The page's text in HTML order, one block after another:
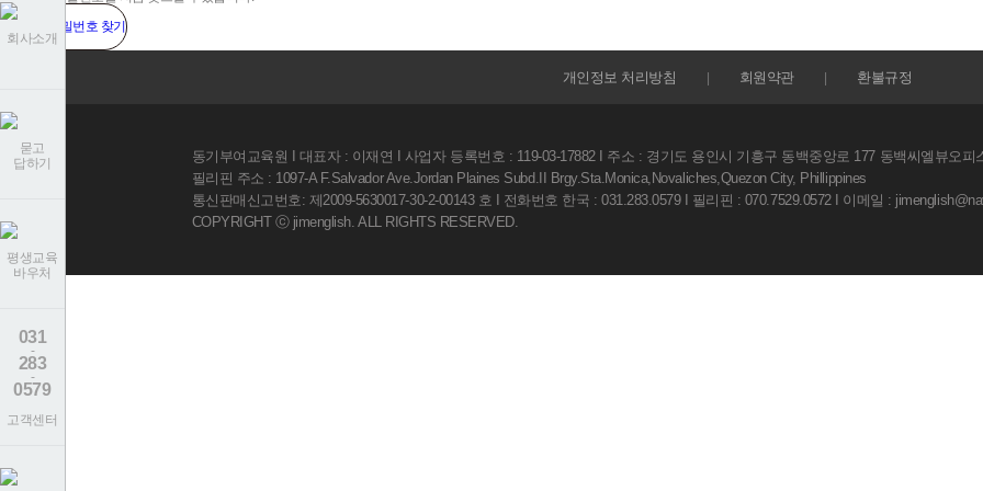
회사소개
묻고
답하기
평생교육
바우처
031
-
283
-
0579
고객센터
아이디 / 비밀번호 찾기
개인정보 처리방침 회원약관 환불규정
동기부여교육원 I 대표자 : 이재연 I 사업자 등록번호 : 119-03-17882 I 주소 : 경기도 용인시 기흥구 동백중앙로 177 동백씨엘뷰오피
필리핀 주소 : 1097-A F.Salvador Ave.Jordan Plaines Subd.II Brgy.Sta.Monica,Novaliches,Quezon City, Phillippines
통신판매신고번호: 제2009-5630017-30-2-00143 호 I 전화번호 한국 : 031.283.0579 I 필리핀 : 070.7529.0572 I 이메일 :
COPYRIGHT ⓒ jimenglish. ALL RIGHTS RESERVED.